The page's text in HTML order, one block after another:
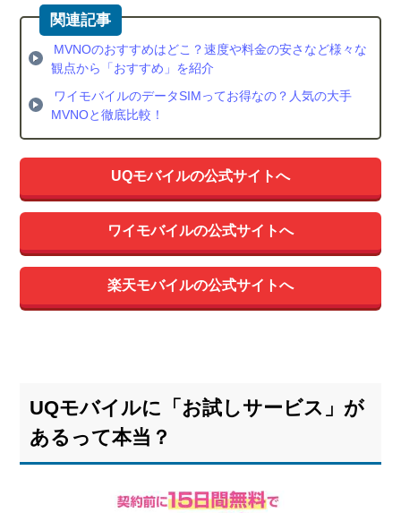
MVNOのおすすめはどこ？速度や料金の安さなど様々な
観点から「おすすめ」を紹介
ワイモバイルのデータSIMってお得なの？人気の大手
MVNOと徹底比較！
UQモバイルの公式サイトへ
ワイモバイルの公式サイトへ
楽天モバイルの公式サイトへ
UQモバイルに「お試しサービス」が
あるって本当？